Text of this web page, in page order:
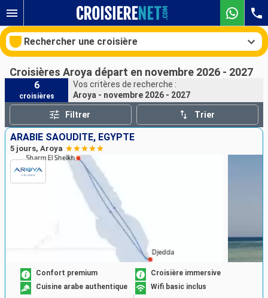
Rechercher une croisière
Nos destinations
Mois de départ
Ports
Rechercher
Croisières Aroya départ en novembre 2026 - 2027
6
croisières
Vos critères de recherche :
Aroya - novembre 2026 - 2027
Filtrer Trier
ARABIE SAOUDITE, EGYPTE
5 jours, Aroya
Confort premium
Croisière immersive
Cuisine arabe authentique
Wifi basic inclus